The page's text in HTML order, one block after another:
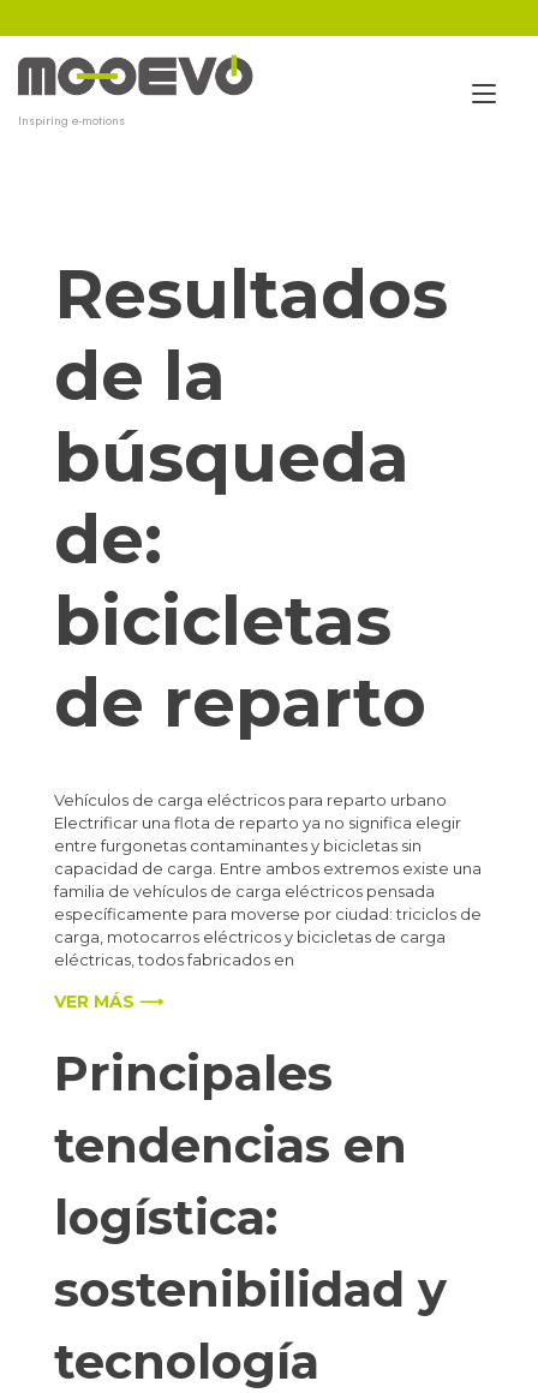
al
contenido
Inspiring e-motions
Resultados
de la
búsqueda
de:
bicicletas
de reparto
Vehículos de carga eléctricos para reparto urbano
Electrificar una flota de reparto ya no significa elegir
entre furgonetas contaminantes y bicicletas sin
capacidad de carga. Entre ambos extremos existe una
familia de vehículos de carga eléctricos pensada
específicamente para moverse por ciudad: triciclos de
carga, motocarros eléctricos y bicicletas de carga
eléctricas, todos fabricados en
VER MÁS ⟶
Principales
tendencias en
logística:
sostenibilidad y
tecnología